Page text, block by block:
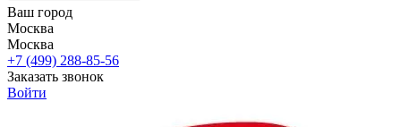
Ваш город
Москва
Москва
+7 (499) 288-85-56
Заказать звонок
Войти